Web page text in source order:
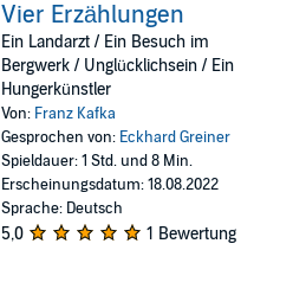
Vier Erzählungen
Ein Landarzt / Ein Besuch im
Bergwerk / Unglücklichsein / Ein
Hungerkünstler
Von: Franz Kafka
Gesprochen von: Eckhard Greiner
Spieldauer: 1 Std. und 8 Min.
Erscheinungsdatum: 18.08.2022
Sprache: Deutsch
5,0 1 Bewertung